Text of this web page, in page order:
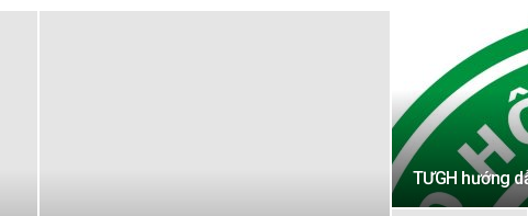
TƯGH hướng